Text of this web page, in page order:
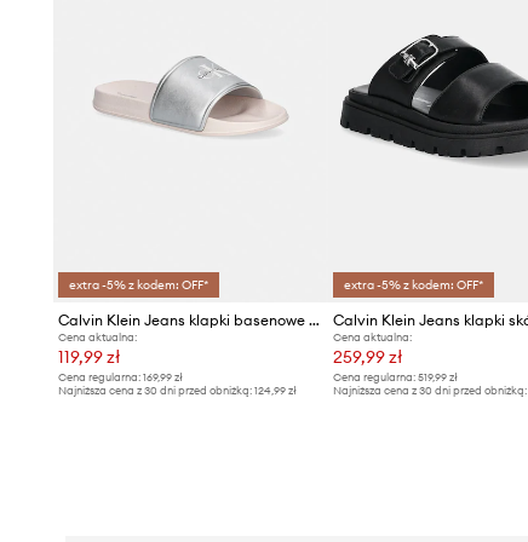
extra -5% z kodem: OFF*
Calvin Klein Jeans klapki basenowe dziecięce
Cena aktualna:
119,99 zł
Cena regularna: 169,99 zł
Najniższa cena z 30 dni przed obniżką: 124,99 zł
extra -5% z kodem: OFF*
Cena aktualna:
259,99 zł
Cena regularna:519,99 zł
Najniższa cena z 30 dni przed obniżką: